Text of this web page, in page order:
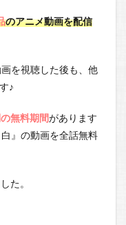
のアニメ動画を配信
を視聴した後も、他
♪
無料期間があります
』の動画を全話無料
た。